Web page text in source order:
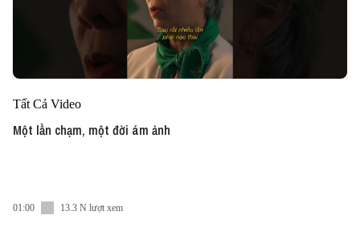
Tất Cả Video
Một lần chạm, một đời ám ảnh
01:00 13.3 N lượt xem